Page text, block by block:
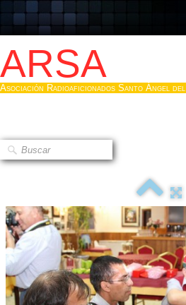
ARSA
Asociación Radioaficionados Santo Ángel
Que es la ARSA
Hacerse socio
Log diploma en Pdf
Fotos
Sistemas Digitales